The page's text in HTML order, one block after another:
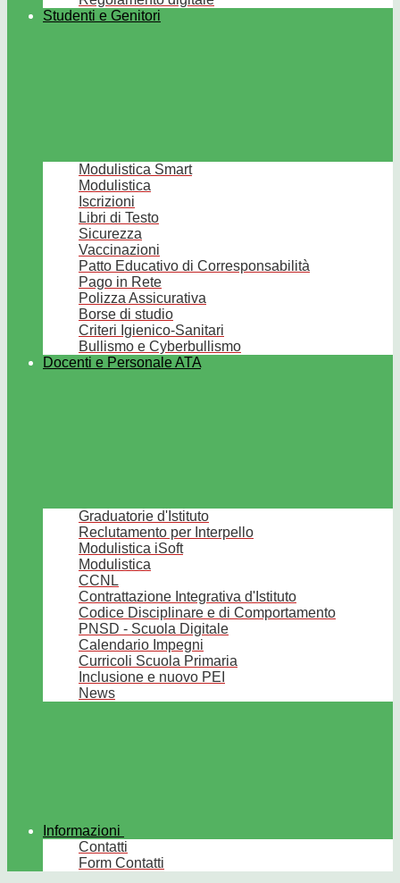
Studenti e Genitori
Modulistica Smart
Modulistica
Iscrizioni
Libri di Testo
Sicurezza
Vaccinazioni
Patto Educativo di Corresponsabilità
Pago in Rete
Polizza Assicurativa
Borse di studio
Criteri Igienico-Sanitari
Bullismo e Cyberbullismo
Docenti e Personale ATA
Graduatorie d'Istituto
Reclutamento per Interpello
Modulistica iSoft
Modulistica
CCNL
Contrattazione Integrativa d'Istituto
Codice Disciplinare e di Comportamento
PNSD - Scuola Digitale
Calendario Impegni
Curricoli Scuola Primaria
Inclusione e nuovo PEI
News
Informazioni
Contatti
Form Contatti